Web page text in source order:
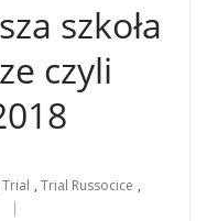
szkoła
czyli
Trial , Trial Russocice ,